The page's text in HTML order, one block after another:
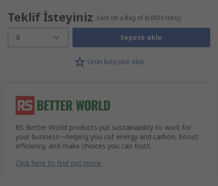
Teklif İsteyiniz Each (In a Bag of 8) (KDV Hariç)
8 Sepete ekle
Ürün listesine ekle
RS Better World products put sustainability to work for
your business—helping you cut energy and carbon, boost
efficiency, and make choices you can trust.
Click here to find out more.